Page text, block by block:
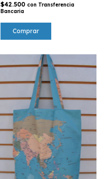
$42.500 con Transferencia
Bancaria
Comprar